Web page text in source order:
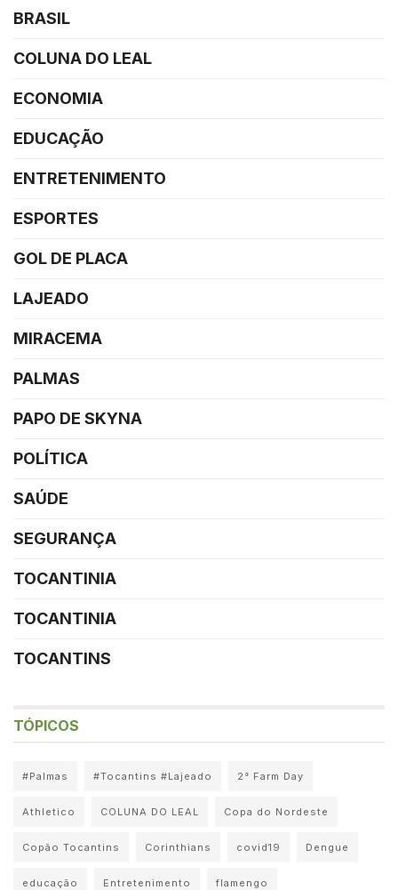
BRASIL
COLUNA DO LEAL
ECONOMIA
EDUCAÇÃO
ENTRETENIMENTO
ESPORTES
GOL DE PLACA
LAJEADO
MIRACEMA
PALMAS
PAPO DE SKYNA
POLÍTICA
SAÚDE
SEGURANÇA
TOCANTINIA
TOCANTINIA
TOCANTINS
TÓPICOS
#Palmas #Tocantins #Lajeado 2° Farm Day
Athletico COLUNA DO LEAL Copa do Nordeste
Copão Tocantins Corinthians covid19 Dengue
educação Entretenimento flamengo